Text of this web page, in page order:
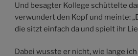
Und besagter Kollege schüttelte
verwundert den Kopf und meinte:
die sitzt einfach da und spielt ihr
Dabei wusste er nicht, wie lange